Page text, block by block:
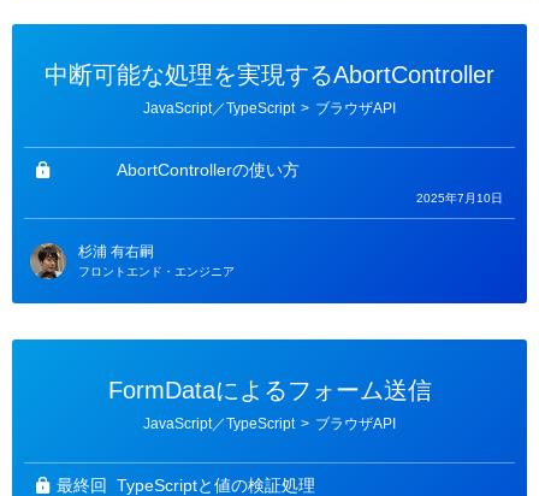
中断可能な処理を実現するAbortController
リ
ー
JavaScript／TypeScript > ブラウザAPI
AbortControllerの使い方
2025年7月10日
杉浦 有右嗣
フロントエンド・エンジニア
FormDataによるフォーム送信
リ
ー
JavaScript／TypeScript > ブラウザAPI
最終回 TypeScriptと値の検証処理